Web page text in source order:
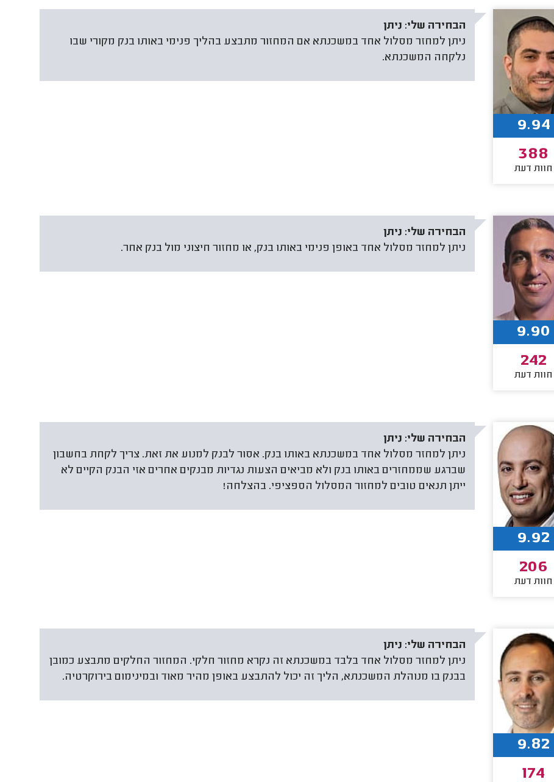
הבחירה שלי: ניתן
ניתן למחזר מסלול אחד במשכנתא אם המחזור מתבצע בהליך פנימי באותו בנק מקורי שבו
נלקחה המשכנתא.
9.94
388
חוות דעת
הבחירה שלי: ניתן
ניתן למחזר מסלול אחד באופן פנימי באותו בנק, או מחזור חיצוני מול בנק אחר.
9.90
242
חוות דעת
הבחירה שלי: ניתן
ניתן למחזר מסלול אחד במשכנתא באותו בנק. אסור לבנק למנוע את זאת. צריך לקחת בחשבון
שברגע שממחזרים באותו בנק ולא מביאים הצעות נגדיות מבנקים אחרים אזי הבנק הקיים לא
ייתן תנאים טובים למחזור המסלול הספציפי. בהצלחה!
9.92
206
חוות דעת
הבחירה שלי: ניתן
ניתן למחזר מסלול אחד בלבד במשכנתא זה נקרא מחזור חלקי. המחזור החלקים מתבצע כמובן
בבנק בו מנוהלת המשכנתא, הליך זה יכול להתבצע באופן מהיר מאוד ובמינימום בירוקרטיה.
9.82
174